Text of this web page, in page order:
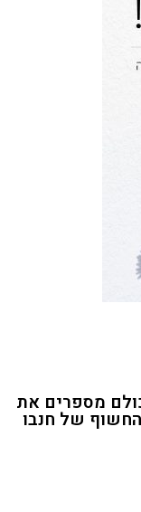
מספרים את
של חנבו